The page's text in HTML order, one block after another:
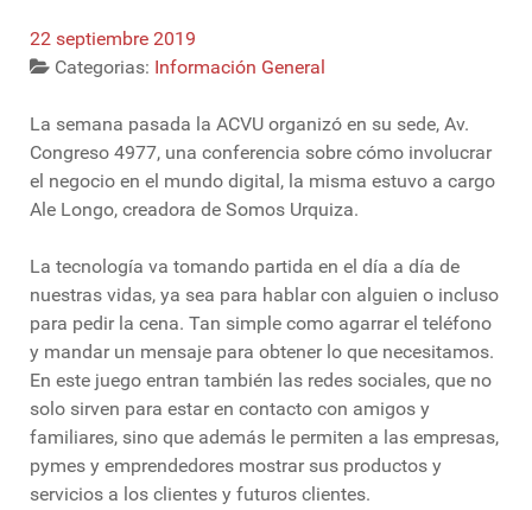
22 septiembre 2019
Categorias: Información General
La semana pasada la ACVU organizó en su sede, Av.
Congreso 4977, una conferencia sobre cómo involucrar
el negocio en el mundo digital, la misma estuvo a cargo
Ale Longo, creadora de Somos Urquiza.
La tecnología va tomando partida en el día a día de
nuestras vidas, ya sea para hablar con alguien o incluso
para pedir la cena. Tan simple como agarrar el teléfono
y mandar un mensaje para obtener lo que necesitamos.
En este juego entran también las redes sociales, que no
solo sirven para estar en contacto con amigos y
familiares, sino que además le permiten a las empresas,
pymes y emprendedores mostrar sus productos y
servicios a los clientes y futuros clientes.